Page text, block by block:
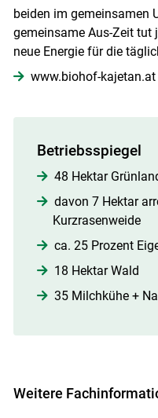
beiden im gemeinsamen
gemeinsame Aus-Zeit tut
neue Energie für die
www.biohof-kajetan.at
Betriebsspiegel
48 Hektar
davon 7 Hektar
Kurzrasenweide
ca. 25 Prozent
18 Hektar Wald
35 Milchkühe +
Weitere